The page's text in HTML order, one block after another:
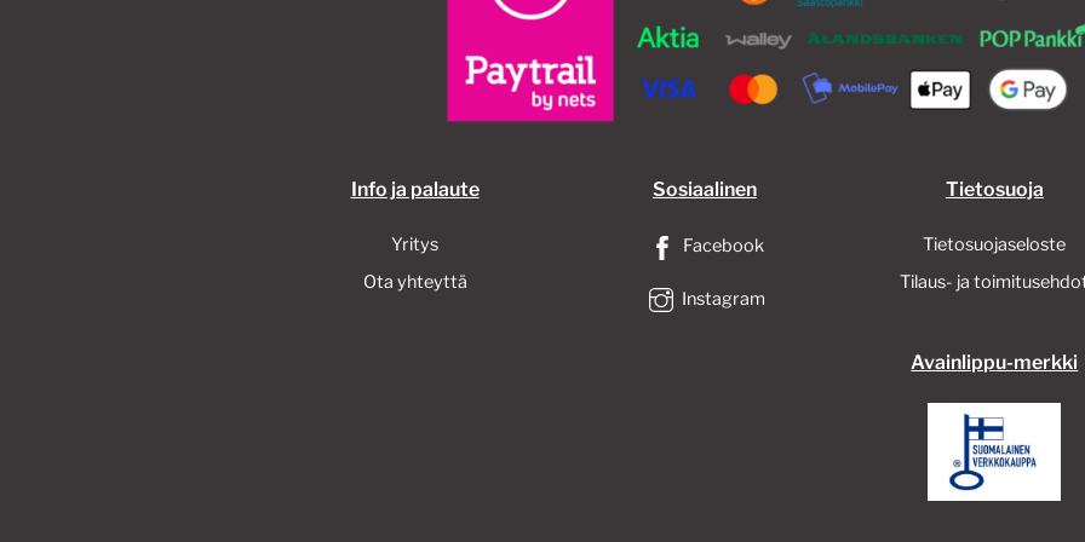
Info ja palaute
Yritys
Ota yhteyttä
Sosiaalinen
Facebook
Instagram
Tietosuoja
Tietosuojaseloste
Tilaus- ja
Avainlippu-merkki